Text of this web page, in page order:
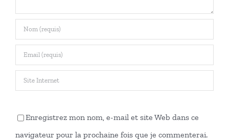
Enregistrez mon nom, e-mail et site Web dans ce
navigateur pour la prochaine fois que je commenterai.